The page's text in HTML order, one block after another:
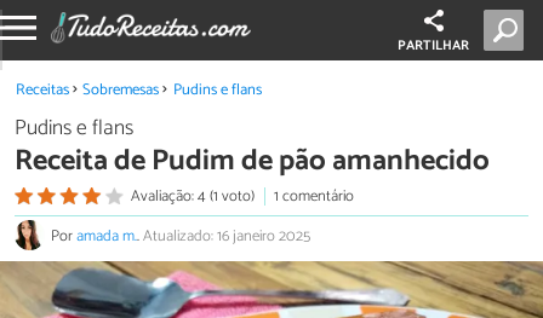
PARTILHAR
Receitas Sobremesas Pudins e flans
Pudins e flans
Receita de Pudim de pão amanhecido
Avaliação: 4 (1 voto)
1 comentário
Poramada m..Atualizado: 16 janeiro 2025